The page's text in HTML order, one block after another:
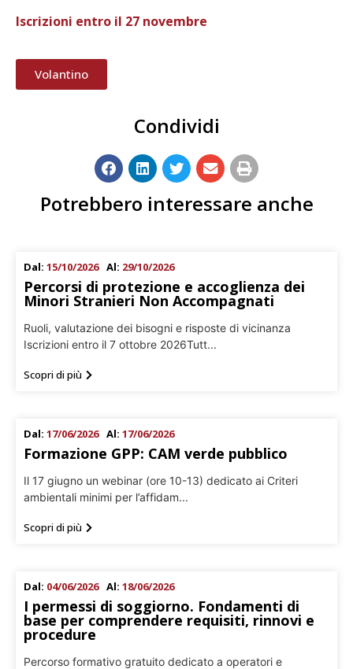
Iscrizioni entro il 27 novembre
Volantino
Condividi
Potrebbero interessare anche
Dal: 15/10/2026 Al: 29/10/2026
Percorsi di protezione e accoglienza dei
Minori Stranieri Non Accompagnati
Ruoli, valutazione dei bisogni e risposte di vicinanza
Iscrizioni entro il 7 ottobre 2026Tutt...
Scopri di più
Dal: 17/06/2026 Al: 17/06/2026
Formazione GPP: CAM verde pubblico
Il 17 giugno un webinar (ore 10-13) dedicato ai Criteri
ambientali minimi per l’affidam...
Scopri di più
Dal: 04/06/2026 Al: 18/06/2026
I permessi di soggiorno. Fondamenti di
base per comprendere requisiti, rinnovi e
procedure
Percorso formativo gratuito dedicato a operatori e